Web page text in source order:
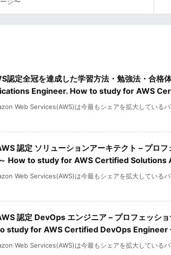
認定全冠を達成した学習方法・勉強法・合
Engineer. How to study for AWS
Web Services(AWS)は今最もシェアを拡大している
認定 ソリューションアーキテクト – プロ
How to study for AWS Certified Solutions
Web Services(AWS)は今最もシェアを拡大している
認定 DevOps エンジニア – プロフェッシ
study for AWS Certified DevOps Engineer
Web Services(AWS)は今最もシェアを拡大している